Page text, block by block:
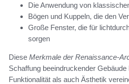
Die Anwendung von
Bögen und Kuppeln, die den
Große Fenster, die für
sorgen
Diese Merkmale der Renaissance-
Schaffung beeindruckender Gebäude
Funktionalität als auch Ästhetik